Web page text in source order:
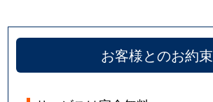
お客様とのお約束